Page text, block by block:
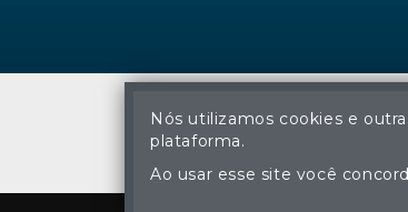
A
Nós utilizamos cookies e
plataforma.
Ao usar esse site você